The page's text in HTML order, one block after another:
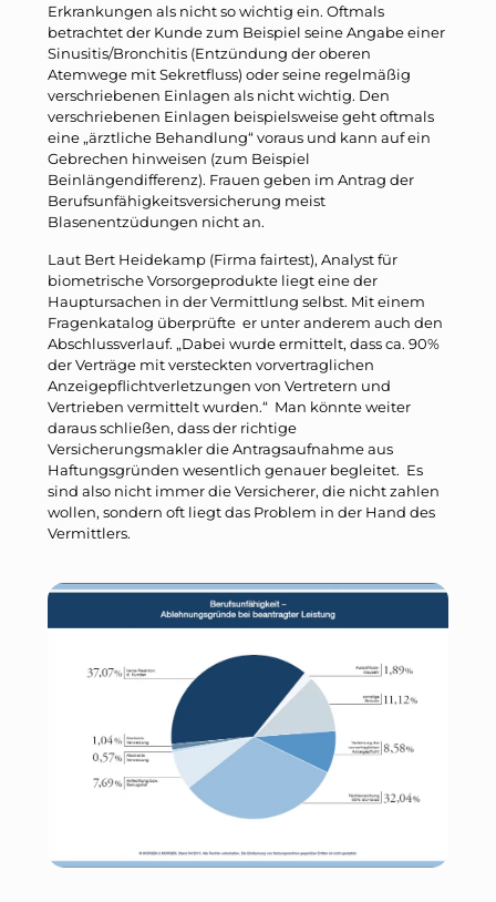
Erkrankungen als nicht so wichtig ein. Oftmals
betrachtet der Kunde zum Beispiel seine Angabe einer
Sinusitis/Bronchitis (Entzündung der oberen
Atemwege mit Sekretfluss) oder seine regelmäßig
verschriebenen Einlagen als nicht wichtig. Den
verschriebenen Einlagen beispielsweise geht oftmals
eine „ärztliche Behandlung“ voraus und kann auf ein
Gebrechen hinweisen (zum Beispiel
Beinlängendifferenz). Frauen geben im Antrag der
Berufsunfähigkeitsversicherung meist
Blasenentzüdungen nicht an.
Laut Bert Heidekamp (Firma fairtest), Analyst für
biometrische Vorsorgeprodukte liegt eine der
Hauptursachen in der Vermittlung selbst. Mit einem
Fragenkatalog überprüfte er unter anderem auch den
Abschlussverlauf. „Dabei wurde ermittelt, dass ca. 90%
der Verträge mit versteckten vorvertraglichen
Anzeigepflichtverletzungen von Vertretern und
Vertrieben vermittelt wurden.“ Man könnte weiter
daraus schließen, dass der richtige
Versicherungsmakler die Antragsaufnahme aus
Haftungsgründen wesentlich genauer begleitet. Es
sind also nicht immer die Versicherer, die nicht zahlen
wollen, sondern oft liegt das Problem in der Hand des
Vermittlers.